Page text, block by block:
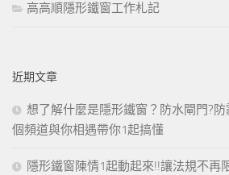
高高順隱形鐵窗工作札記
近期文章
想了解什麼是隱形鐵窗？防水閘門?
個頻道與你相遇帶你1起搞懂
隱形鐵窗陳情1起動起來!!讓法規不再